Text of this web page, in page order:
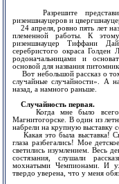
Разрешите
ризеншнауцеров и
24 апреля, ровно пять лет
племенной работы. К
ризеншнауцер Тиффани
серебристого окраса
родоначальницами и
основой для названия
Вот небольшой рассказ о
случайные случайности». А
назад, а намного раньше.
Случайность первая.
Когда мне было всего
Магнитогорске. В один из
набрели на крупную выставку
Какая это была выставка!
глаза разбегались! Мое
светились изумлением. Весь
состязания, слушали
мохнатыми Чемпионами. И
твердо уверена, что у меня